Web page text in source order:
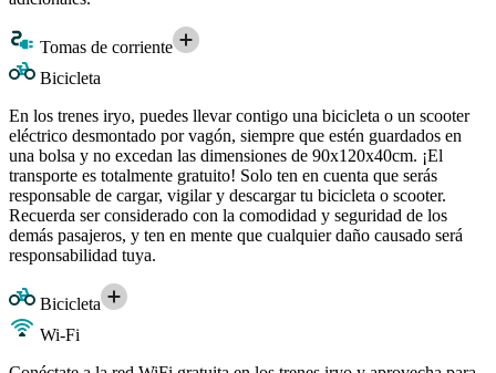
Tomas de corriente
Bicicleta
En los trenes iryo, puedes llevar contigo una bicicleta o un scooter
eléctrico desmontado por vagón, siempre que estén guardados en
una bolsa y no excedan las dimensiones de 90x120x40cm. ¡El
transporte es totalmente gratuito! Solo ten en cuenta que serás
responsable de cargar, vigilar y descargar tu bicicleta o scooter.
Recuerda ser considerado con la comodidad y seguridad de los
demás pasajeros, y ten en mente que cualquier daño causado será
responsabilidad tuya.
Bicicleta
Wi-Fi